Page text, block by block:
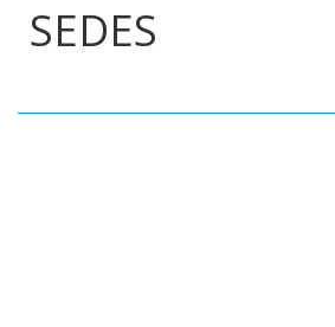
SEDES